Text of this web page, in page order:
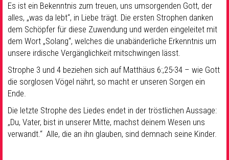
Es ist ein Bekenntnis zum treuen, uns umsorgenden Gott, der
alles, „was da lebt“, in Liebe trägt. Die ersten Strophen danken
dem Schöpfer für diese Zuwendung und werden eingeleitet mit
dem Wort „Solang“, welches die unabänderliche Erkenntnis um
unsere irdische Vergänglichkeit mitschwingen lässt.
Strophe 3 und 4 beziehen sich auf Matthäus 6:,25-34 – wie Gott
die sorglosen Vögel nährt, so macht er unseren Sorgen ein
Ende.
Die letzte Strophe des Liedes endet in der tröstlichen Aussage:
„Du, Vater, bist in unserer Mitte, machst deinem Wesen uns
verwandt.“ Alle, die an ihn glauben, sind demnach seine Kinder.